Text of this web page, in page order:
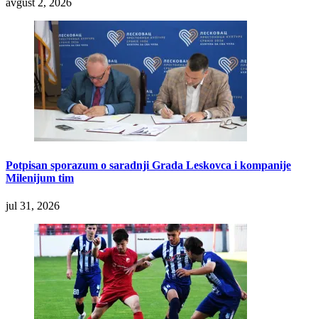
Potpisan sporazum o saradnji Grada Leskovca i kompanije
Milenijum tim
jul 31, 2026